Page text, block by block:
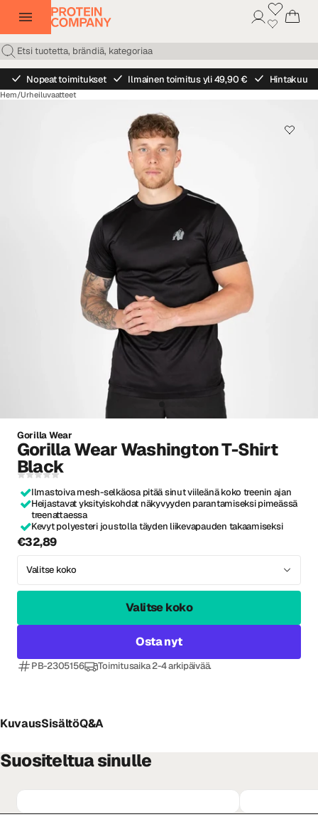
Nopeat toimitukset Ilmainen toimitus yli 49,90 € Hintakuu
Hem/Urheiluvaatteet
Gorilla Wear
Gorilla Wear Washington T-Shirt
Black
Ilmastoiva mesh-selkäosa pitää sinut viileänä koko treenin ajan
Heijastavat yksityiskohdat näkyvyyden parantamiseksi pimeässä
treenattaessa
Kevyt polyesteri joustolla täyden liikevapauden takaamiseksi
€32,89
Valitse koko
Valitse koko
Osta nyt
PB-2305156 Toimitusaika 2-4 arkipäivää.
KuvausSisältöQ&A
Suositeltua sinulle